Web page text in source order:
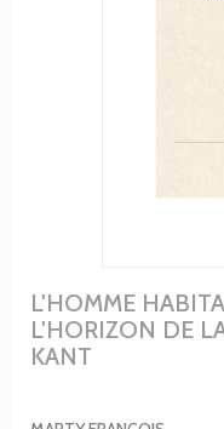
L'HOMME
L'HORIZON DE
KANT